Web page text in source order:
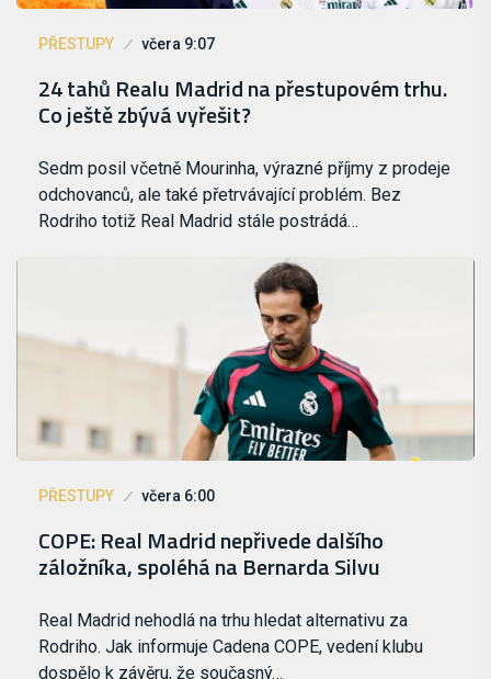
PŘESTUPY včera 9:07
24 tahů Realu Madrid na přestupovém trhu.
Co ještě zbývá vyřešit?
Sedm posil včetně Mourinha, výrazné příjmy z prodeje
odchovanců, ale také přetrvávající problém. Bez
Rodriho totiž Real Madrid stále postrádá…
PŘESTUPY včera 6:00
COPE: Real Madrid nepřivede dalšího
záložníka, spoléhá na Bernarda Silvu
Real Madrid nehodlá na trhu hledat alternativu za
Rodriho. Jak informuje Cadena COPE, vedení klubu
dospělo k závěru, že současný…